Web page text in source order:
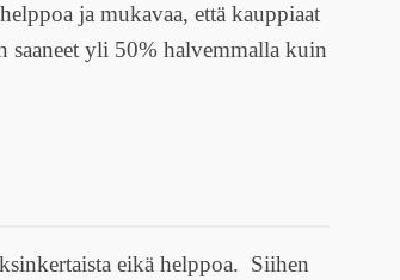
ja mukavaa, että kauppiaat
saaneet yli 50% halvemmalla kuin
eikä helppoa. Siihen